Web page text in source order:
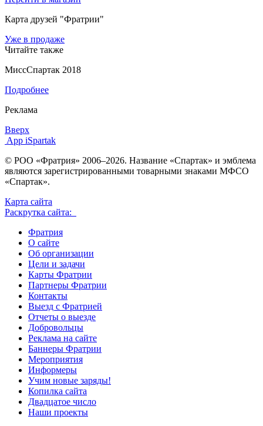
Карта друзей "Фратрии"
Уже в продаже
Читайте также
МиссСпартак 2018
Подробнее
Реклама
Вверх
App iSpartak
© РОО «Фратрия» 2006–2026. Название «Спартак» и эмблема
являются зарегистрированными товарными знаками МФСО
«Спартак».
Карта сайта
Раскрутка сайта:
Фратрия
О сайте
Об организации
Цели и задачи
Карты Фратрии
Партнеры Фратрии
Контакты
Выезд с Фратрией
Отчеты о выезде
Добровольцы
Реклама на сайте
Баннеры Фратрии
Мероприятия
Информеры
Учим новые заряды!
Копилка сайта
Двадцатое число
Наши проекты